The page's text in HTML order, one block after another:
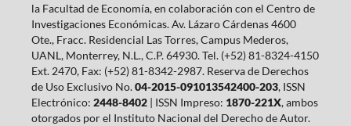
la Facultad de Economía, en colaboración con el Centro de
Investigaciones Económicas. Av. Lázaro Cárdenas 4600
Ote., Fracc. Residencial Las Torres, Campus Mederos,
UANL, Monterrey, N.L., C.P. 64930. Tel. (+52) 81-8324-4150
Ext. 2470, Fax: (+52) 81-8342-2987. Reserva de Derechos
de Uso Exclusivo No.04-2015-091013542400-203, ISSN
Electrónico: 2448-8402| ISSN Impreso: 1870-221X, ambos
otorgados por el Instituto Nacional del Derecho de Autor.